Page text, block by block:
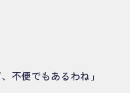
不便でもあるわね」